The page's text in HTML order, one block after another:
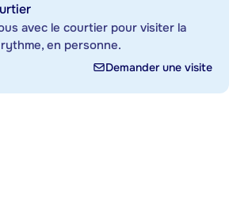
avec le courtier pour visiter la
en personne.
Demander une visite